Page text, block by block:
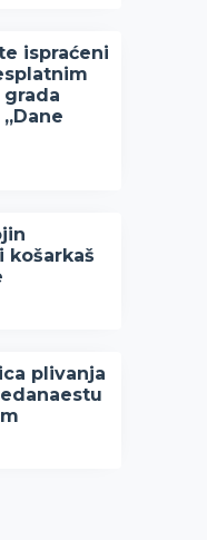
ispraćeni
košarkaš
plivanja